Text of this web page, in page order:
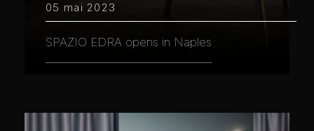
05 mai 2023
SPAZIO EDRA opens in Naples